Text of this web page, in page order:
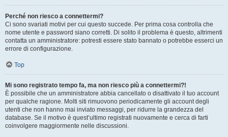
Perché non riesco a connettermi?
Ci sono svariati motivi per cui questo succede. Per prima cosa controlla che
nome utente e password siano corretti. Di solito il problema è questo, altrimenti
contatta un amministratore: potresti essere stato bannato o potrebbe esserci un
errore di configurazione.
Top
Mi sono registrato tempo fa, ma non riesco più a connettermi?!
È possibile che un amministratore abbia cancellato o disattivato il tuo account
per qualche ragione. Molti siti rimuovono periodicamente gli account degli
utenti che non hanno mai inviato messaggi, per ridurre la grandezza del
database. Se il motivo è quest’ultimo registrati nuovamente e cerca di farti
coinvolgere maggiormente nelle discussioni.